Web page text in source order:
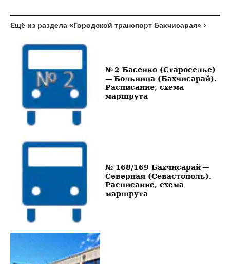
Ещё из раздела «Городской транспорт Бахчисарая»
№ 2 Басенко (Староселье)
— Больница (Бахчисарай).
Расписание, схема
маршрута
№ 168/169 Бахчисарай —
Северная (Севастополь).
Расписание, схема
маршрута